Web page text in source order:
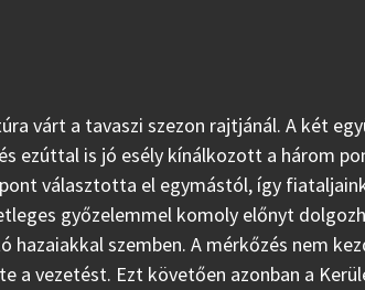
várt a tavaszi szezon rajtjánál. A két
ezúttal is jó esély kínálkozott a három
választotta el egymástól, így
győzelemmel komoly előnyt
szemben. A mérkőzés nem
a vezetést. Ezt követően azonban a